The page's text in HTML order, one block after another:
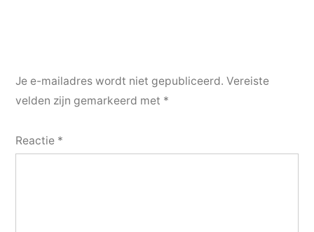
Je e-mailadres wordt niet gepubliceerd. Vereiste
velden zijn gemarkeerd met *
Reactie *